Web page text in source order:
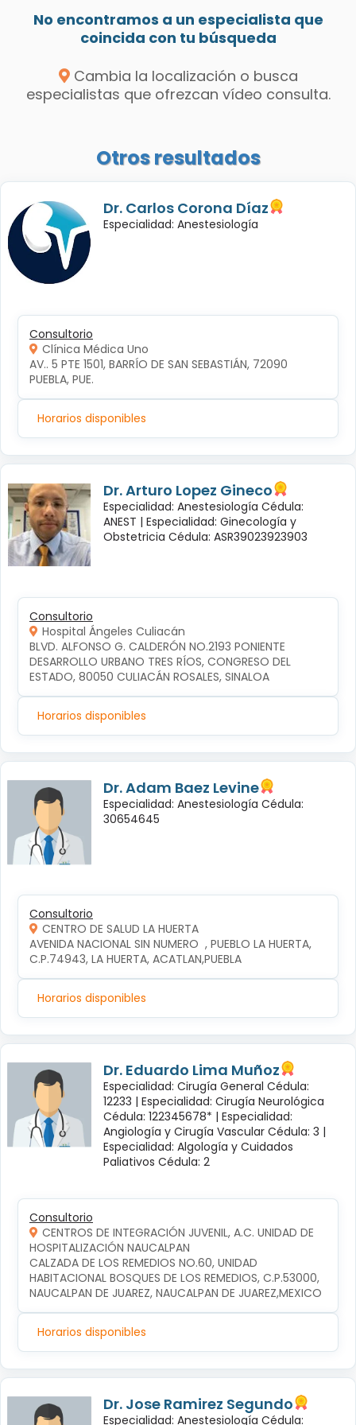
No encontramos a un especialista que
coincida con tu búsqueda
Cambia la localización o busca
especialistas que ofrezcan vídeo consulta.
Otros resultados
Dr. Carlos Corona Díaz
Especialidad: Anestesiología
Consultorio
Clínica Médica Uno
AV.. 5 PTE 1501, BARRÍO DE SAN SEBASTIÁN, 72090
PUEBLA, PUE.
Horarios disponibles
Dr. Arturo Lopez Gineco
Especialidad: Anestesiología Cédula:
ANEST | Especialidad: Ginecología y
Obstetricia Cédula: ASR39023923903
Consultorio
Hospital Ángeles Culiacán
BLVD. ALFONSO G. CALDERÓN NO.2193 PONIENTE
DESARROLLO URBANO TRES RÍOS, CONGRESO DEL
ESTADO, 80050 CULIACÁN ROSALES, SINALOA
Horarios disponibles
Dr. Adam Baez Levine
Especialidad: Anestesiología Cédula:
30654645
Consultorio
CENTRO DE SALUD LA HUERTA
AVENIDA NACIONAL SIN NUMERO  , PUEBLO LA HUERTA,
C.P.74943, LA HUERTA, ACATLAN,PUEBLA
Horarios disponibles
Dr. Eduardo Lima Muñoz
Especialidad: Cirugía General Cédula:
12233 | Especialidad: Cirugía Neurológica
Cédula: 122345678* | Especialidad:
Angiología y Cirugía Vascular Cédula: 3 |
Especialidad: Algología y Cuidados
Paliativos Cédula: 2
Consultorio
CENTROS DE INTEGRACIÓN JUVENIL, A.C. UNIDAD DE
HOSPITALIZACIÓN NAUCALPAN
CALZADA DE LOS REMEDIOS NO.60, UNIDAD
HABITACIONAL BOSQUES DE LOS REMEDIOS, C.P.53000,
NAUCALPAN DE JUAREZ, NAUCALPAN DE JUAREZ,MEXICO
Horarios disponibles
Dr. Jose Ramirez Segundo
Especialidad: Anestesiología Cédula: